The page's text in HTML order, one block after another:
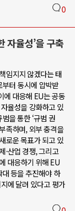
0
자율성’을 구축
임지지 않겠다는 태
부터 동시에 압박받
에 대응해 EU는 공동
율성을 강화하고 있
을 통한 ‘규범 권
족하며, 외부 충격을
로운 목표가 되고 있
·산업 경쟁, 그리고
대응하기 위해 EU
등을 추진해야 하
에 달려 있다고 평가